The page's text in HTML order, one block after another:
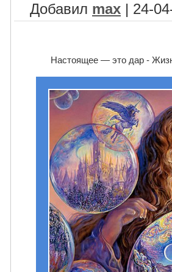
Добавил max | 24-
Настоящее — это дар -